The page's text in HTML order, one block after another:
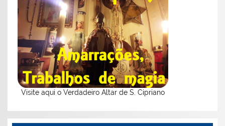
Visite aqui o Verdadeiro Altar de S. Cipriano